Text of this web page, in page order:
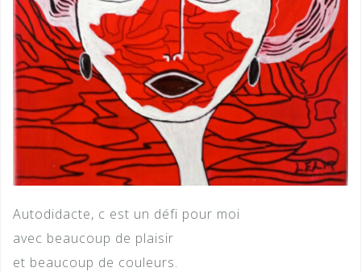
Autodidacte, c est un défi pour moi
avec beaucoup de plaisir
et beaucoup de couleurs.